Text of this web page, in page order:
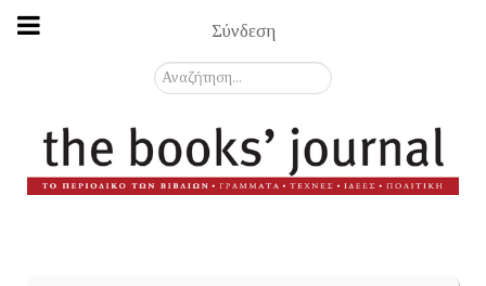
Σύνδεση
Αναζήτηση...